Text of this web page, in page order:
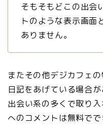
そもそもどこの出会
トのような表示画面
ありません。
またその他デジカフェ
日記をあげている場合
出会い系の多くで取り
へのコメントは無料で